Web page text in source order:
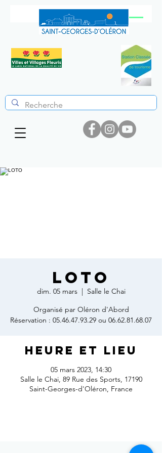
LOTO
dim. 05 mars
  |
Salle le Chai
Organisé par Oléron d'Abord
Réservation : 05.46.47.93.29 ou 06.62.81.68.07
Heure et lieu
05 mars 2023, 14:30
Salle le Chai, 89 Rue des Sports, 17190
Saint-Georges-d'Oléron, France